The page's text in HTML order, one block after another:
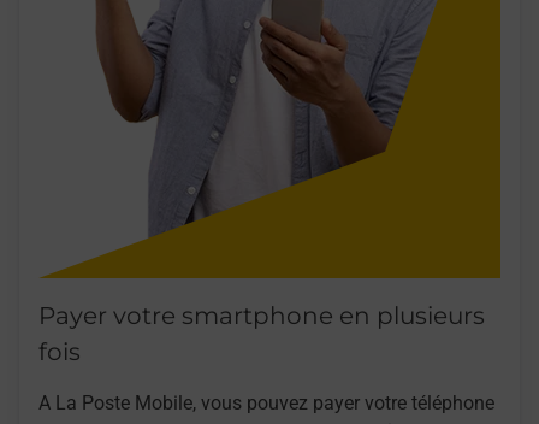
Payer votre smartphone en plusieurs
fois
A La Poste Mobile, vous pouvez payer votre téléphone